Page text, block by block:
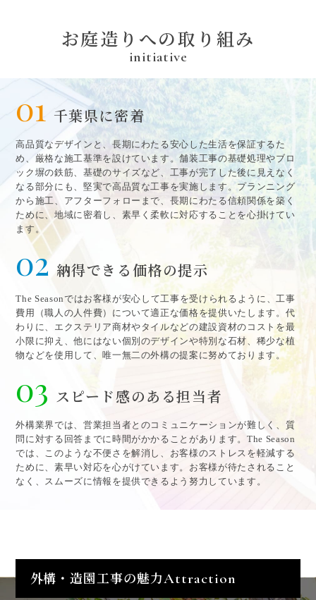
お庭造 り への取 り 組み
initiative
01 千葉県に密着
高品質なデザインと、長期にわたる安心した生活を保証するた
め、厳格な施工基準を設けています。舗装工事の基礎処理やブロ
ック塀の鉄筋、基礎のサイズなど、工事が完了した後に見えなく
なる部分にも、堅実で高品質な工事を実施します。プランニング
から施工、アフターフォローまで、長期にわたる信頼関係を築く
ために、地域に密着し、素早く柔軟に対応することを心掛けてい
ます。
02 納得できる価格の提示
The Seasonではお客様が安心して工事を受けられるように、工事
費用（職人の人件費）について適正な価格を提供いたします。代
わりに、エクステリア商材やタイルなどの建設資材のコストを最
小限に抑え、他にはない個別のデザインや特別な石材、稀少な植
物などを使用して、唯一無二の外構の提案に努めております。
03 スピード感のある担当者
外構業界では、営業担当者とのコミュニケーションが難しく、質
問に対する回答までに時間がかかることがあります。The Season
では、このような不便さを解消し、お客様のストレスを軽減する
ために、素早い対応を心がけています。お客様が待たされること
なく、スムーズに情報を提供できるよう努力しています。
外構・造園工事の魅力Attraction